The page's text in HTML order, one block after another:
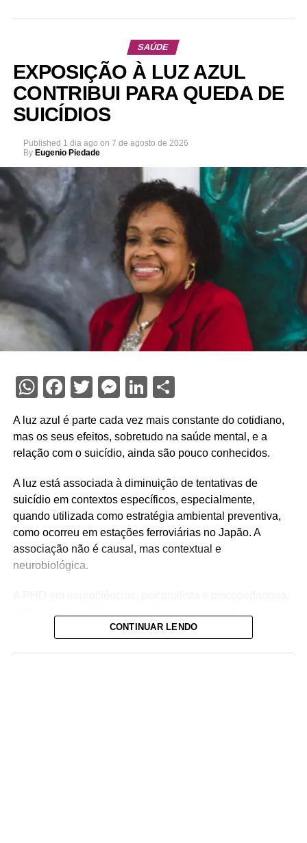
SAÚDE
EXPOSIÇÃO À LUZ AZUL
CONTRIBUI PARA QUEDA DE
SUICÍDIOS
Published 1 dia ago on 7 de agosto de 2026
By Eugenio Piedade
WhatsApp
Facebook
Twitter
Messenger
LinkedIn
Share
A luz azul é parte cada vez mais constante do cotidiano,
mas os seus efeitos, sobretudo na saúde mental, e a
relação com o suicídio, ainda são pouco conhecidos.
A luz está associada à diminuição de tentativas de
suicídio em contextos específicos, especialmente,
quando utilizada como estratégia ambiental preventiva,
como ocorreu em estações ferroviárias no Japão. A
associação não é causal, mas contextual e
neurobiológica.
das pessoas desconhece como a luz azul exerce um
CONTINUAR LENDO